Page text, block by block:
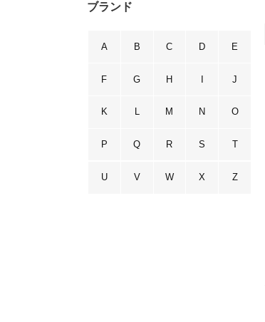
ブランド
A B C D E
F G H I J
K L M N O
P Q R S T
U V W X Z